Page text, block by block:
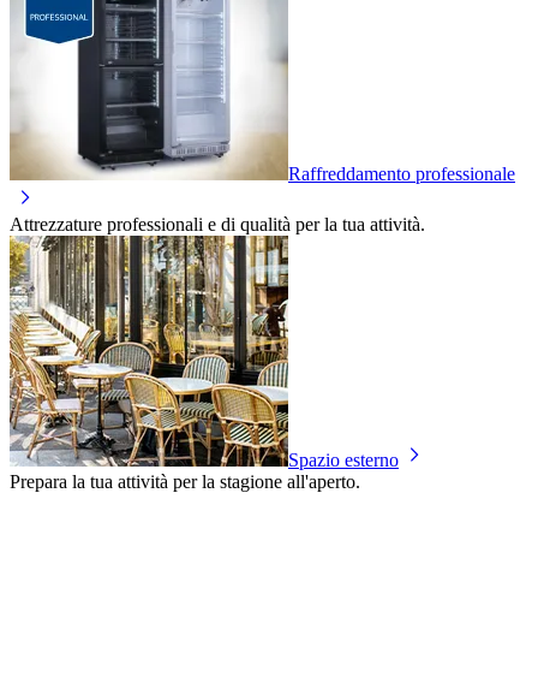
Raffreddamento professionale
Attrezzature professionali e di qualità per la tua attività.
Spazio esterno
Prepara la tua attività per la stagione all'aperto.